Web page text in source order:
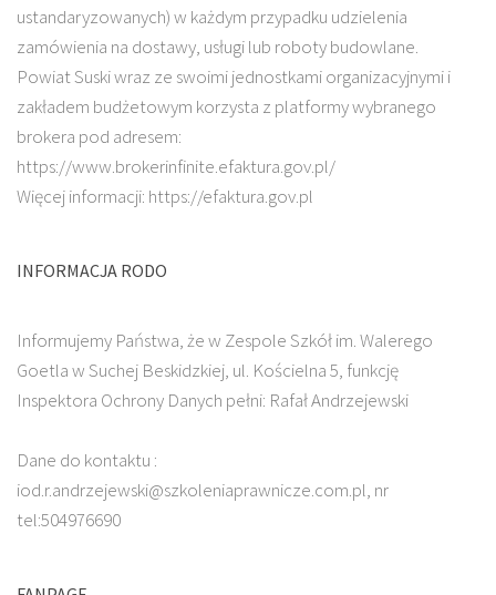
ustandaryzowanych) w każdym przypadku udzielenia
zamówienia na dostawy, usługi lub roboty budowlane.
Powiat Suski wraz ze swoimi jednostkami organizacyjnymi i
zakładem budżetowym korzysta z platformy wybranego
brokera pod adresem:
https://www.brokerinfinite.efaktura.gov.pl/
Więcej informacji: https://efaktura.gov.pl
INFORMACJA RODO
Informujemy Państwa, że w Zespole Szkół im. Walerego
Goetla w Suchej Beskidzkiej, ul. Kościelna 5, funkcję
Inspektora Ochrony Danych pełni: Rafał Andrzejewski
Dane do kontaktu :
iod.r.andrzejewski@szkoleniaprawnicze.com.pl, nr
tel:504976690